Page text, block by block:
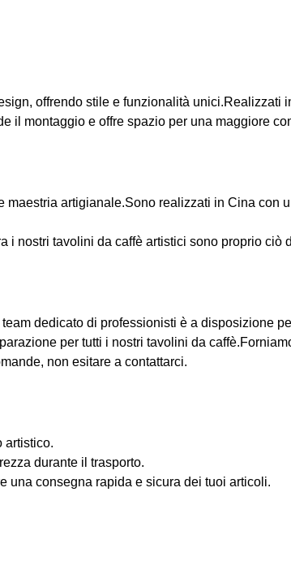
offrendo stile e funzionalità
il montaggio e offre spazio per una maggiore
maestria artigianale.Sono realizzati in Cina con
nostri tavolini da caffè artistici sono proprio ciò
dedicato di professionisti è a disposizione
per tutti i nostri tavolini da
non esitare a contattarci.
artistico.
durante il trasporto.
una consegna rapida e sicura dei tuoi articoli.